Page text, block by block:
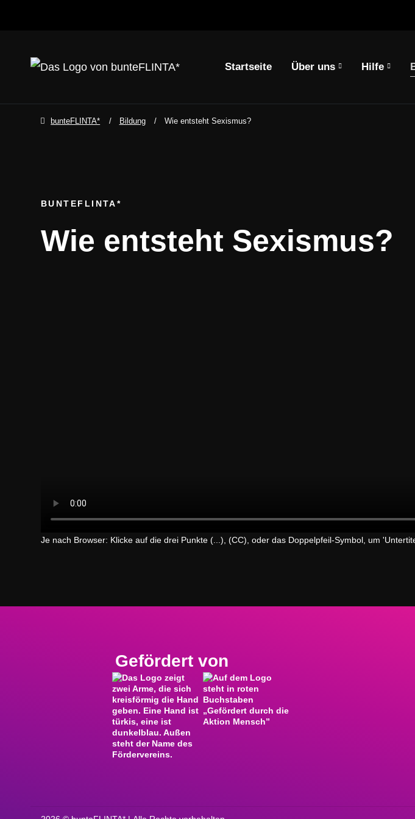
Navigation überspringen
Startseite Über uns Hilfe
zum Inhalt springen
bunteFLINTA* Bildung Wie entsteht Sexismus?
BUNTEFLINTA*
Wie entsteht Sexismus?
Je nach Browser: Klicke auf die drei Punkte (...), (CC), oder das Doppelpfeil-Symbol, um
Gefördert von